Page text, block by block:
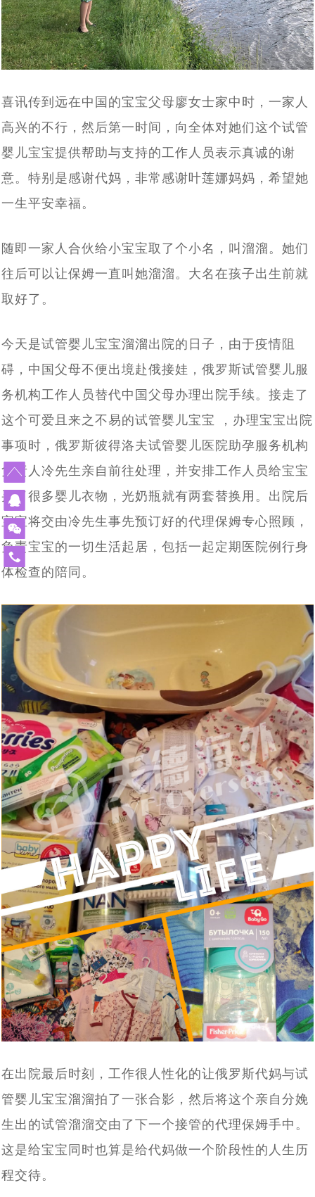
院家更靠谱 [2023-12-14]
白俄罗斯有启动免费预算体外受精计划，赴白俄罗斯做试
管婴儿或能省不少钱 [2023-12-11]
赴俄罗斯试管婴儿助孕的女性群体启动互帮模式：你帮我
挑代妈，我帮你看卵妹 [2023-11-17]
2023年中俄两国在加强经济贸易合作，同时还在医疗方面
外试管婴儿助孕需求的朋友带来福音 [2023-10-24]
43年杨女士今天进入试管婴儿周期，出现下腹部中度疼痛
的现象，生殖医生介绍说正常现象 [2023-10-09]
43年北京职场达人执着生育，带着父母一家三口二次赴俄
罗斯试管婴儿促排，开启单身求子之旅 [2023-09-25]
从千分之五到79.3%的活产率，俄罗斯第三代试管婴儿科
技助力实现双胞胎梦想
我国已有100多万个“失独”家庭，俄罗斯代孕与试管婴儿合
技术备受关注 [2023-06-21]
北京姚女士夫妇带父赴俄罗斯做试管婴儿，一起见证解冻
3年前冻卵，冻卵16颗，解冻15颗，成功配成12颗 [2023-
06-13]
2023全球生育率均趋持续下跌态势，新的生育方式崛起
——试管婴儿与第三方代怀助您成功抱娃！
改变命运！AMH仅为0.18的卵巢早衰女性，在俄罗斯试管
机结构提供全方位支持与协助 [2023-06-01]
该考虑了，独生子女的养老焦虑问题即将来临，现在赴俄
罗斯试管婴儿生个二胎三胎还来得及 [2023-05-29]
单身女士想先赴俄罗斯试管婴儿取卵，承诺自己三年内如
果结不了婚就单身求子，这样可行吗? [2023-05-22]
53岁绝经女性，如何逆袭自行生育_未婚单身大龄女性能
赴俄罗斯试管助孕生宝宝 [2023-04-27]
从美国试管婴儿诊所再现冷藏设备故障事件，解说库拉科
夫国家妇产围产医学研究中如何科学监管冻卵/胚 [2023-
04-18][2023-03-30]
保障，特别是试管婴儿费用民众能负担得起
中国朋友试管婴儿历程：俄罗斯试管婴儿只为实现父母梦
想而生 [2023-03-27]
美国夫妇也来俄罗斯代怀求子，没有人和钱过意不去，俄
罗斯试管婴儿性价比真的很高 [2023-03-24]
借精生子，不失为一个好选择，您有想过赴俄罗斯做试管
婴儿吗 [2023-03-14]
热点：“父子三人连接患癌”引社会关注，生殖专家介绍俄
罗斯第三代试管婴儿如何阻断基因遗传
赴俄罗斯试管婴儿，您最“怕”什么_常见顾虑全解
专业解答 [2023-01-13]
46岁女会计师赴俄罗斯试管婴儿求子自怀成功，她本想来
莫斯科找代妈给自己生孩子，最终却自己给自己当上了“代
妈” [2022-11-23]
“试管婴儿”真的很容易超重吗，俄罗斯遗传学家在实验室
中得到证实 [2022-11-14]
四位DY代怀孕妈妈的惊人故事，是不是吓你一跳！
[2022-11-07]
因为对出国就医的前途未知与畏惧，选择国内地下DY，真
的又省钱又省事吗？ [2022-09-30]
简单实用的俄罗斯dy全攻略_风险规避指南 [2022-08-
24] 做俄罗斯DY代怀孕妈有什么约束与处罚吗_律师解读
[2022-08-17]
国家杜马一读是否禁止有关向外国公民和无国籍人士在俄
罗斯提供代孕服务的法案——结论再议 [2022-08-12]
俄罗斯DY费用这么高，代妈又能得到多呢，三个俄罗斯
DY妈妈代怀孕的故事（三） [2022-08-11]
三个俄罗斯DY妈妈代怀孕的故事，俄罗斯女人为什么要给
别人生孩子（二） [2022-08-10]
不是自己的孩子，俄罗斯女人为什么要给别人生孩子 （三
个代怀孕DY妈妈的故事） [2022-08-09]
7月25日，今天是世界试管儿童日：试管婴儿与自然受孕
孩子没有什么区别 [2022-07-25]
战火下的乌克兰代怀孕妈妈，不是在医院防空洞里，就是
在逃亡的路上 [2022-04-27]
3岁患视网膜母细胞瘤女童离世事件引关注，俄罗斯第三
代试管技术为生育计划保驾护航 [2022-01-17]
不通过：杜马提案新进展，有关禁止外籍人员在俄代怀怀
孕法案未被杜马接受 [2021-12-31]
唐氏综合征的终结者——俄罗斯第三代试管婴儿技术，生
个健康宝宝有保障 [2021-12-22]
印度70岁老人通过试管婴儿生下一儿子，成为世界上最高
龄的新手妈妈之一 [2021-10-25]
语言不通，自助泰国试管婴儿求子历程心得：这5个方面
自助就医做不到。 [2021-10-11]
70后、80后助孕之路，赴俄罗斯试管婴儿助孕不是唯一途
径，但比较靠谱_俄罗斯K+31生殖专家介绍 [2021-09-22]
首例“遗留冻胚”吃官司，4老人夺回遗留胚胎“产子”，可选
[2021-09-14]
差异分析：中、泰、美、香港、俄罗斯试管婴儿有什么不
同 [2021-09-06]
赴俄28天费用16万，俄罗斯试管婴儿让单身人士老有所依
[2021-07-22]
2021年俄罗斯DY求子成功，现在就去莫斯科接我试管婴
儿宝宝回家了 [2021-07-14]
译文：莫斯科，值得信赖的俄罗斯试管婴儿医院排名有哪
些 [2021-07-12]
单身求子做俄罗斯试管婴儿最佳方式是什么：自费还是免
喜讯传到远在中国的宝宝父母廖女士家中时，一家人
高兴的不行，然后第一时间，向全体对她们这个试管
婴儿宝宝提供帮助与支持的工作人员表示真诚的谢
意。特别是感谢代妈，非常感谢叶莲娜妈妈，希望她
一生平安幸福。
随即一家人合伙给小宝宝取了个小名，叫溜溜。她们
往后可以让保姆一直叫她溜溜。大名在孩子出生前就
取好了。
今天是试管婴儿宝宝溜溜出院的日子，由于疫情阻
碍，中国父母不便出境赴俄接娃，俄罗斯试管婴儿服
务机构工作人员替代中国父母办理出院手续。接走了
这个可爱且来之不易的试管婴儿宝宝 ，办理宝宝出院
事项时，俄罗斯彼得洛夫试管婴儿医院助孕服务机构
负责人冷先生亲自前往处理，并安排工作人员给宝宝
买了很多婴儿衣物，光奶瓶就有两套替换用。出院后
宝宝将交由冷先生事先预订好的代理保姆专心照顾，
负责宝宝的一切生活起居，包括一起定期医院例行身
体检查的陪同。
在出院最后时刻，工作很人性化的让俄罗斯代妈与试
管婴儿宝宝溜溜拍了一张合影，然后将这个亲自分娩
生出的试管溜溜交由了下一个接管的代理保姆手中。
这是给宝宝同时也算是给代妈做一个阶段性的人生历
程交待。
费
线
400-
900-
3185